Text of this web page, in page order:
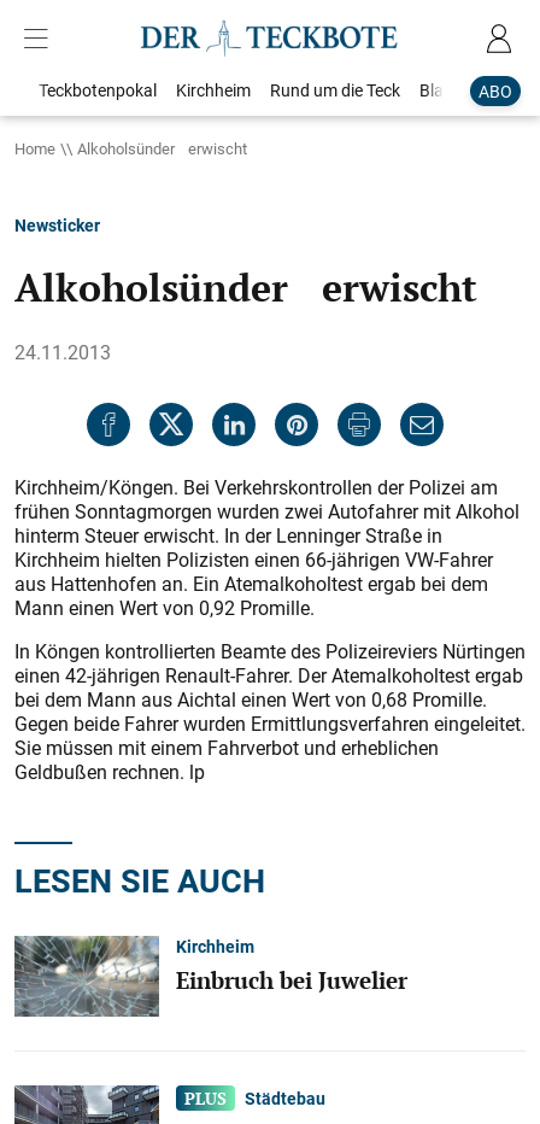
ABO
Teckbotenpokal Kirchheim Rund um die Teck Blaulicht
Home Alkoholsünder erwischt
Newsticker
Alkoholsünder erwischt
24.11.2013
Kirchheim/Köngen. Bei Verkehrskontrollen der Polizei am
frühen Sonntagmorgen wurden zwei Autofahrer mit Alkohol
hinterm Steuer erwischt. In der Lenninger Straße in
Kirchheim hielten Polizisten einen 66-jährigen VW-Fahrer
aus Hattenhofen an. Ein Atemalkoholtest ergab bei dem
Mann einen Wert von 0,92 Promille.
In Köngen kontrollierten Beamte des Polizeireviers Nürtingen
einen 42-jährigen Renault-Fahrer. Der Atemalkoholtest ergab
bei dem Mann aus Aichtal einen Wert von 0,68 Promille.
Gegen beide Fahrer wurden Ermittlungsverfahren eingeleitet.
Sie müssen mit einem Fahrverbot und erheblichen
Geldbußen rechnen. lp
LESEN SIE AUCH
Kirchheim
Einbruch bei Juwelier
Städtebau